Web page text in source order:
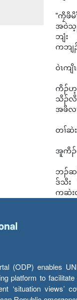
"ကၠိဖိ
အဝဲသ့
ဘျံး
ကဘျ
ဝဲၤက
ကိၣ်ဟ့
သိၣ်လိ
အဖိလ
တၢ်ဆဲ
အူကိၣ်
ဘၣ်ဆ
ဒ်သိး
ကဆဲး
(ODP) enables
platform to
‘situation views’